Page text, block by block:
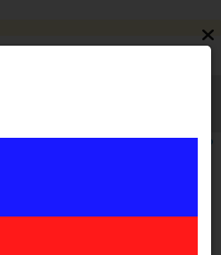
Срочно Premium VIP